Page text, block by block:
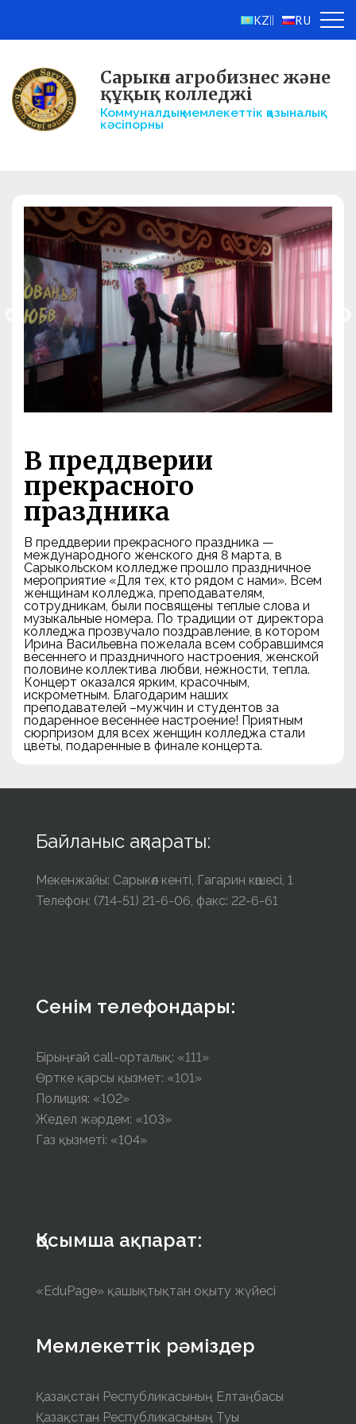
KZ RU
Сарыкөл агробизнес және
құқық колледжі
Коммуналдық мемлекеттік қазыналық
кәсіпорны
В преддверии
прекрасного
праздника
В преддверии прекрасного праздника —
международного женского дня 8 марта, в
Сарыкольском колледже прошло праздничное
мероприятие «Для тех, кто рядом с нами». Всем
женщинам колледжа, преподавателям,
сотрудникам, были посвящены теплые слова и
музыкальные номера. По традиции от директора
колледжа прозвучало поздравление, в котором
Ирина Васильевна пожелала всем собравшимся
весеннего и праздничного настроения, женской
половине коллектива любви, нежности, тепла.
Концерт оказался ярким, красочным,
искрометным. Благодарим наших
преподавателей –мужчин и студентов за
подаренное весеннее настроение! Приятным
сюрпризом для всех женщин колледжа стали
цветы, подаренные в финале концерта.
Байланыс ақпараты:
Мекенжайы: Сарыкөл кенті, Гагарин көшесі, 1
Телефон: (714-51) 21-6-06, факс: 22-6-61
Сенім телефондары:
Бірыңғай call-орталық: «111»
Өртке қарсы қызмет: «101»
Полиция: «102»
Жедел жәрдем: «103»
Газ қызметі: «104»
Қосымша ақпарат:
«EduPage» қашықтықтан оқыту жүйесі
Мемлекеттік рәміздер
Қазақстан Республикасының Елтаңбасы
Қазақстан Республикасының Туы